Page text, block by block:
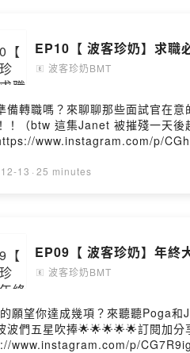
EP10【 波客珍奶】求職
🄴 波客珍奶BMT
備轉職嗎？來聊聊那些面試官在
！（btw 這集Janet 被摧殘一天後
www.instagram.com/p/
pay.firstory.me/user/
13 · 25 minutes
EP09【 波客珍奶】年終
🄴 波客珍奶BMT
願望你達成幾項？來聽聽Poga
波們五星吹捧🌟🌟🌟🌟🌟訂閱加
www.instagram.com/p/